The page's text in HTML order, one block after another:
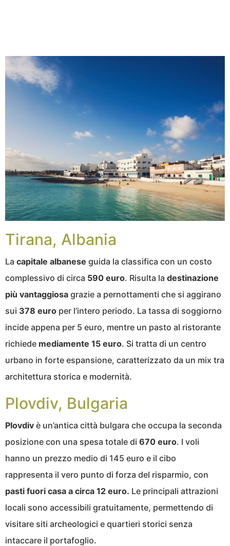
Tirana, Albania
La capitale albanese guida la classifica con un costo
complessivo di circa 590 euro. Risulta la destinazione
più vantaggiosa grazie a pernottamenti che si aggirano
sui 378 euro per l’intero periodo. La tassa di soggiorno
incide appena per 5 euro, mentre un pasto al ristorante
richiede mediamente 15 euro. Si tratta di un centro
urbano in forte espansione, caratterizzato da un mix tra
architettura storica e modernità.
Plovdiv, Bulgaria
Plovdiv è un’antica città bulgara che occupa la seconda
posizione con una spesa totale di 670 euro. I voli
hanno un prezzo medio di 145 euro e il cibo
rappresenta il vero punto di forza del risparmio, con
pasti fuori casa a circa 12 euro. Le principali attrazioni
locali sono accessibili gratuitamente, permettendo di
visitare siti archeologici e quartieri storici senza
intaccare il portafoglio.